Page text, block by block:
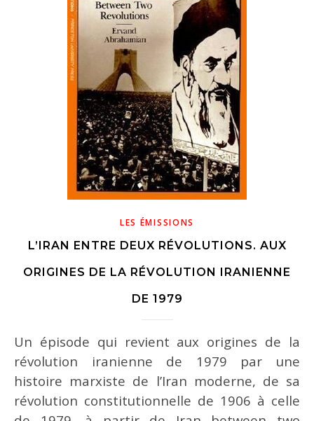
LES ÉMISSIONS
L’IRAN ENTRE DEUX RÉVOLUTIONS. AUX
ORIGINES DE LA RÉVOLUTION IRANIENNE
DE 1979
Un épisode qui revient aux origines de la
révolution iranienne de 1979 par une
histoire marxiste de l’Iran moderne, de sa
révolution constitutionnelle de 1906 à celle